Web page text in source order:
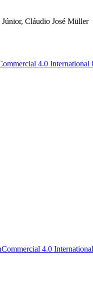
Cláudio José Müller
4.0 International
4.0